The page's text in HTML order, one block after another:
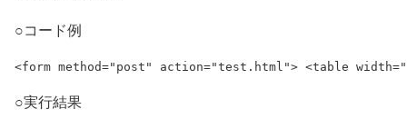
○コード例
<form method="post" action="test.html"> <table
○実行結果